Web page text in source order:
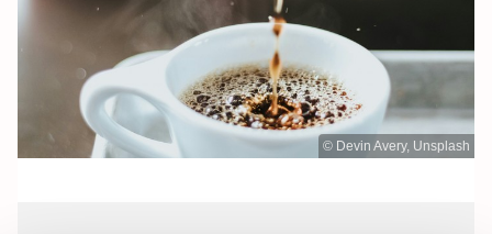
© Devin Avery, Unsplash